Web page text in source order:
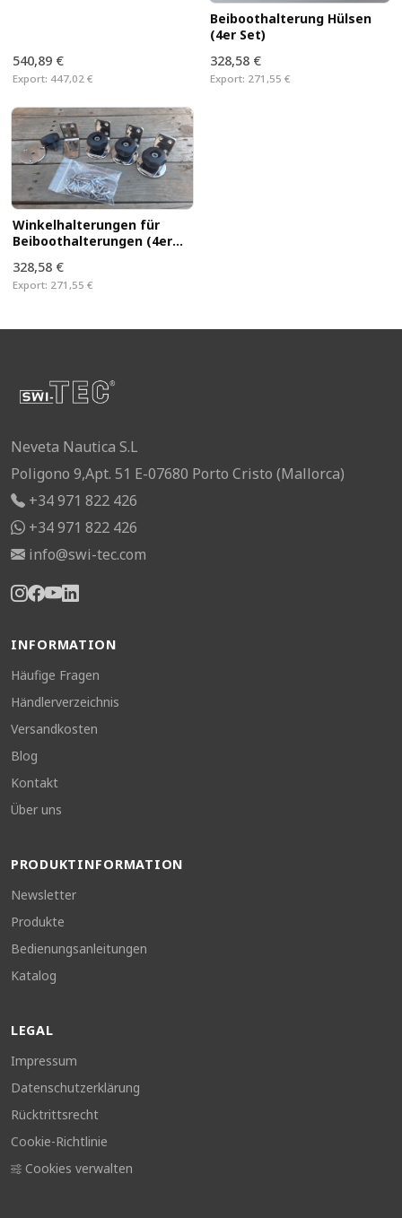
540,89 €
Export: 447,02 €
Beiboothalterung Hülsen
(4er Set)
328,58 €
Export: 271,55 €
Winkelhalterungen für
Beiboothalterungen (4er
328,58 €
Export: 271,55 €
Neveta Nautica S.L
Poligono 9,Apt. 51 E-07680 Porto Cristo (Mallorca)
+34 971 822 426
+34 971 822 426
info@swi-tec.com
INFORMATION
Häufige Fragen
Händlerverzeichnis
Versandkosten
Blog
Kontakt
Über uns
PRODUKTINFORMATION
Newsletter
Produkte
Bedienungsanleitungen
Katalog
LEGAL
Impressum
Datenschutzerklärung
Rücktrittsrecht
Cookie-Richtlinie
Cookies verwalten